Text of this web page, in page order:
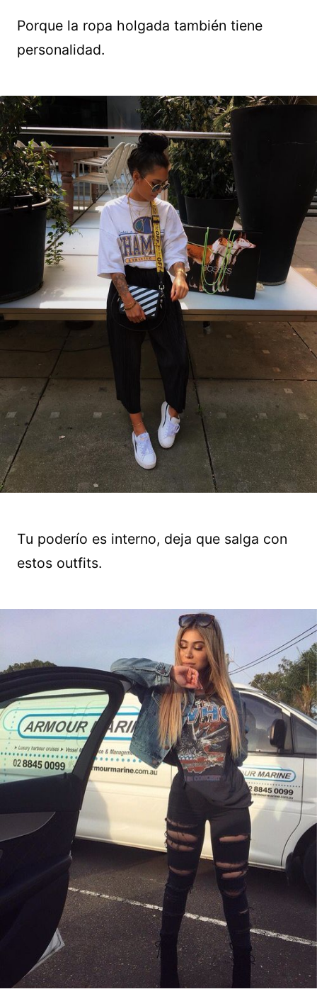
Porque la ropa holgada también tiene
personalidad.
Tu poderío es interno, deja que salga con
estos outfits.